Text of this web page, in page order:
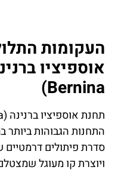
העקומות
Bernina)
התחנות הגבוהות ביותר
סדרת פיתולים
ויוצרת קו מעוגל